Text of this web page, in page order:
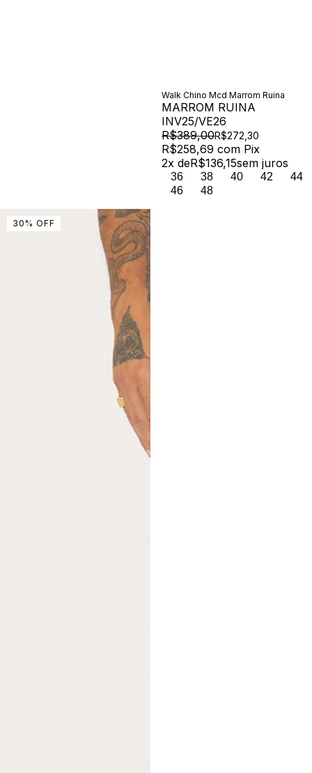
Walk Chino Mcd Marrom Ruina
MARROM RUINA
INV25/VE26
R$389,00R$272,30
R$258,69 com Pix
2x deR$136,15sem juros
36 38 40 42
44
46
48
30 % OFF